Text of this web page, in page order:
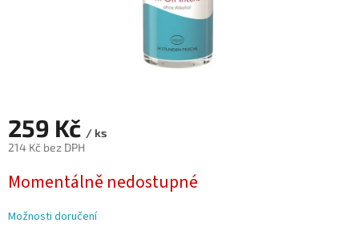
259 Kč / ks
214 Kč bez DPH
cena:
Momentálně nedostupné
Možnosti doručení